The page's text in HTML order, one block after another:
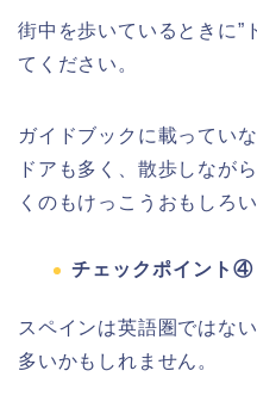
街中を歩いているときに”
てください。
ガイドブックに載ってい
ドアも多く、散歩しなが
くのもけっこうおもしろい
チェックポイント④
スペインは英語圏ではな
多いかもしれません。